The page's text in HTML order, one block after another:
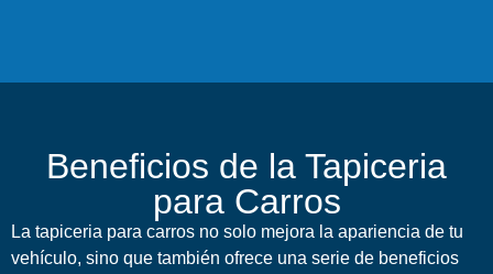
Beneficios de la Tapiceria
para Carros
La tapiceria para carros no solo mejora la apariencia de tu
vehículo, sino que también ofrece una serie de beneficios